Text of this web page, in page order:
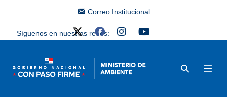
Correo Institucional
Síguenos en nuestras redes: